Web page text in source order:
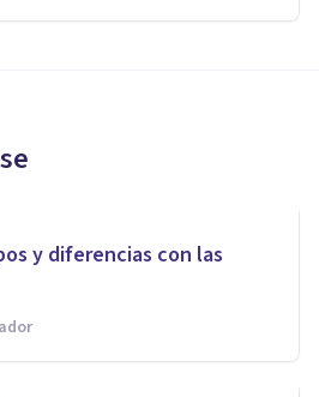
y diferencias con las